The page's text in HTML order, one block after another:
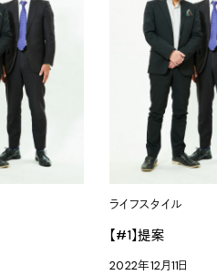
ライフスタイル
【#1】提案
2022年12月11日